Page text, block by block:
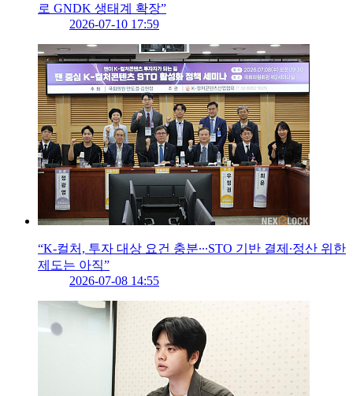
로 GNDK 생태계 확장”
2026-07-10 17:59
“K-컬처, 투자 대상 요건 충분∙∙∙STO 기반 결제∙정산 위한
제도는 아직”
2026-07-08 14:55